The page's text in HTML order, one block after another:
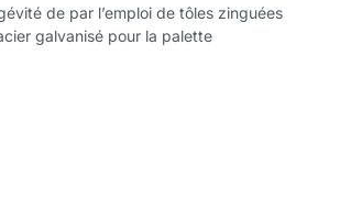
de par l’emploi de tôles zinguées
galvanisé pour la palette